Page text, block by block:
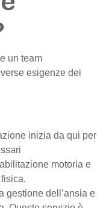
un team
esigenze dei
inizia da qui per
motoria e
gestione dell’ansia e